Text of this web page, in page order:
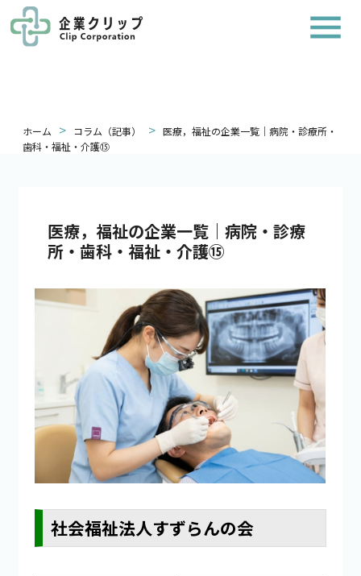
ホーム > コラム（記事） > 医療，福祉の企業一覧｜病院・診療所・
歯科・福祉・介護⑮
医療，福祉の企業一覧｜病院・診療
所・歯科・福祉・介護⑮
社会福祉法人すずらんの会